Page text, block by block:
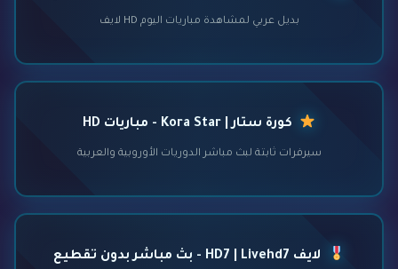
بديل عربي لمشاهدة مباريات اليوم HD لايف
كورة ستار | Kora Star - مباريات HD
سيرفرات ثابتة لبث مباشر الدوريات الأوروبية والعربية
لايف HD7 | Livehd7 - بث مباشر بدون تقطيع